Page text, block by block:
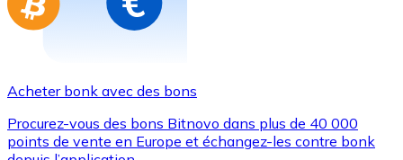
Acheter bonk avec des bons
Procurez-vous des bons Bitnovo dans plus de 40 000
points de vente en Europe et échangez-les contre bonk